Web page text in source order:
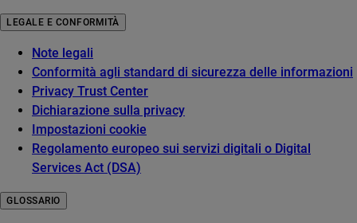
LEGALE E CONFORMITÀ
Note legali
Conformità agli standard di sicurezza delle informazioni
Privacy Trust Center
Dichiarazione sulla privacy
Impostazioni cookie
Regolamento europeo sui servizi digitali o Digital
Services Act (DSA)
GLOSSARIO